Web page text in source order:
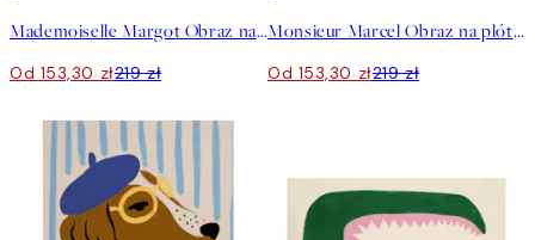
Mademoiselle Margot Obraz na płótnie
Od 153,30 zł219 zł
Monsieur Marcel Obraz na płótnie
Od 153,30 zł219 zł